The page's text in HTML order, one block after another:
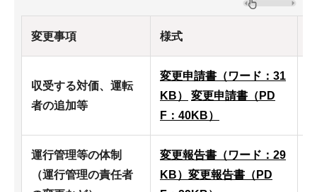
変更事項 様式
収受する対価、運転
者の追加等
変更申請書（ワード：31
KB）
変更申請書（PD
F：40KB）
運行管理等の体制
（運行管理の責任者
変更報告書（ワード：29
KB） 変更報告書（PD